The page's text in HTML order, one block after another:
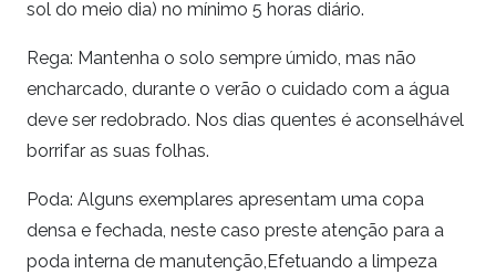
sol do meio dia) no mínimo 5 horas diário.
Rega: Mantenha o solo sempre úmido, mas não
encharcado, durante o verão o cuidado com a água
deve ser redobrado. Nos dias quentes é aconselhável
borrifar as suas folhas.
Poda: Alguns exemplares apresentam uma copa
densa e fechada, neste caso preste atenção para a
poda interna de manutenção,Efetuando a limpeza